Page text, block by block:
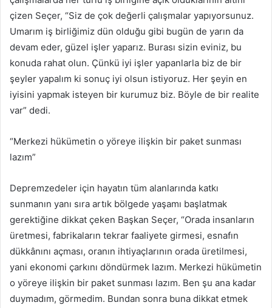
çizen Seçer, “Siz de çok değerli çalışmalar yapıyorsunuz.
Umarım iş birliğimiz dün olduğu gibi bugün de yarın da
devam eder, güzel işler yaparız. Burası sizin eviniz, bu
konuda rahat olun. Çünkü iyi işler yapanlarla biz de bir
şeyler yapalım ki sonuç iyi olsun istiyoruz. Her şeyin en
iyisini yapmak isteyen bir kurumuz biz. Böyle de bir realite
var” dedi.
“Merkezi hükümetin o yöreye ilişkin bir paket sunması
lazım”
Depremzedeler için hayatın tüm alanlarında katkı
sunmanın yanı sıra artık bölgede yaşamı başlatmak
gerektiğine dikkat çeken Başkan Seçer, “Orada insanların
üretmesi, fabrikaların tekrar faaliyete girmesi, esnafın
dükkânını açması, oranın ihtiyaçlarının orada üretilmesi,
yani ekonomi çarkını döndürmek lazım. Merkezi hükümetin
o yöreye ilişkin bir paket sunması lazım. Ben şu ana kadar
duymadım, görmedim. Bundan sonra buna dikkat etmek